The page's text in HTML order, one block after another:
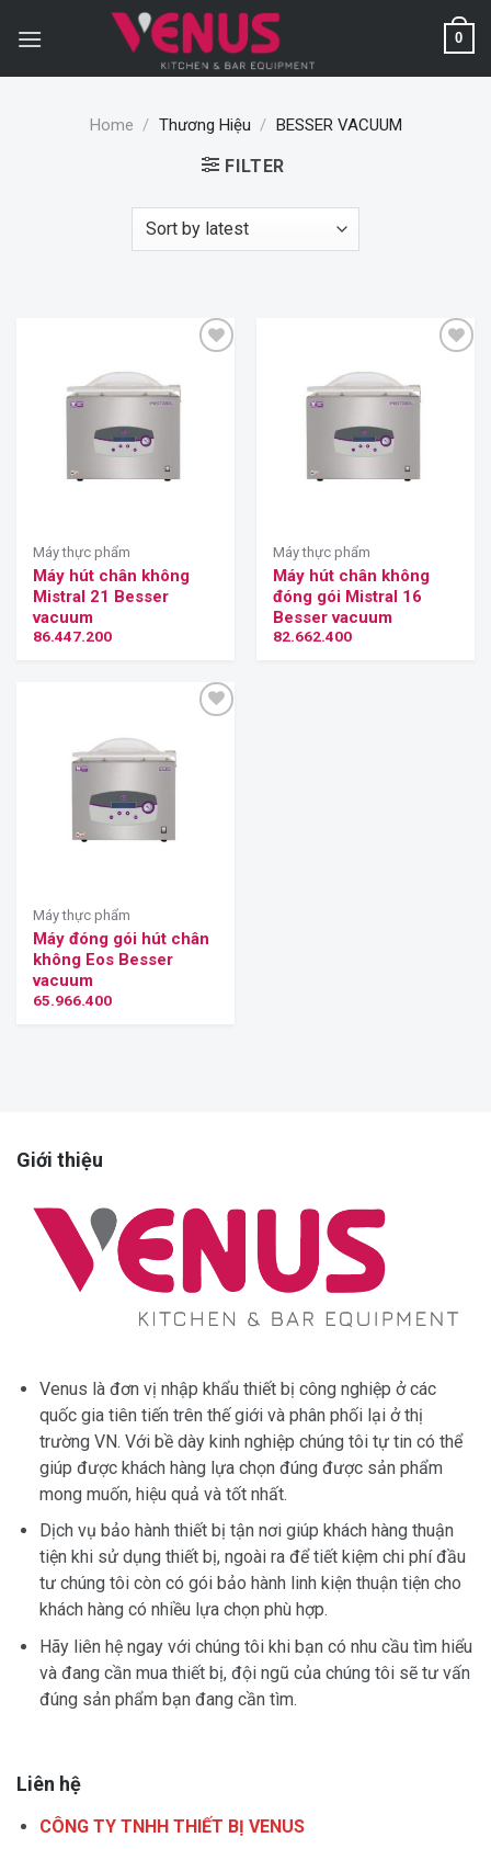
0
Home / Thương Hiệu / BESSER VACUUM
FILTER
Máy thực phẩm
Máy hút chân không
Mistral 21 Besser
vacuum
86.447.200
Máy thực phẩm
Máy hút chân không
đóng gói Mistral 16
Besser vacuum
82.662.400
Máy thực phẩm
Máy đóng gói hút chân
không Eos Besser
vacuum
65.966.400
Giới thiệu
Venus là đơn vị nhập khẩu thiết bị công nghiệp ở các
quốc gia tiên tiến trên thế giới và phân phối lại ở thị
trường VN. Với bề dày kinh nghiệp chúng tôi tự tin có thể
giúp được khách hàng lựa chọn đúng được sản phẩm
mong muốn, hiệu quả và tốt nhất.
Dịch vụ bảo hành thiết bị tận nơi giúp khách hàng thuận
tiện khi sử dụng thiết bị, ngoài ra để tiết kiệm chi phí đầu
tư chúng tôi còn có gói bảo hành linh kiện thuận tiện cho
khách hàng có nhiều lựa chọn phù hợp.
Hãy liên hệ ngay với chúng tôi khi bạn có nhu cầu tìm hiểu
và đang cần mua thiết bị, đội ngũ của chúng tôi sẽ tư vấn
đúng sản phẩm bạn đang cần tìm.
Liên hệ
CÔNG TY TNHH THIẾT BỊ VENUS